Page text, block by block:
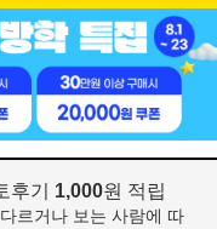
후기 1,000원 적립
르거나 보는 사람에 따